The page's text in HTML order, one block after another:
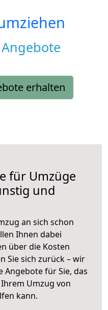
erhalten
für Umzüge
und
an sich schon
Ihnen dabei
über die Kosten
Sie sich zurück – wir
Angebote für Sie, das
Umzug von
kann.